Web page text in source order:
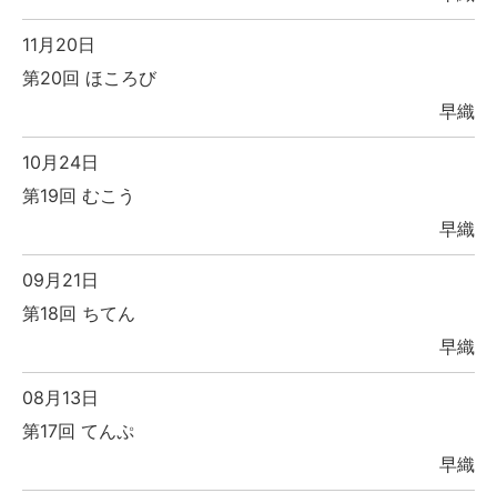
11月20日
第20回 ほころび
早織
10月24日
第19回 むこう
早織
09月21日
第18回 ちてん
早織
08月13日
第17回 てんぷ
早織